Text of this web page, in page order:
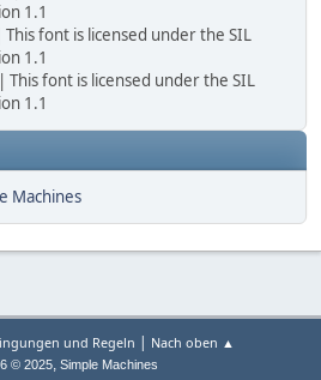
1.1
font is licensed under the SIL
1.1
font is licensed under the SIL
1.1
Machines
und Regeln | Nach oben ▲
© 2025, Simple Machines